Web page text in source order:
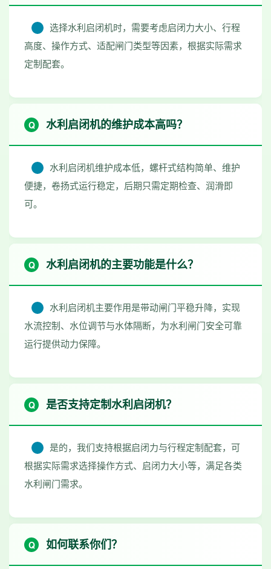
选择水利启闭机时，需要考虑启闭力大小、行程
高度、操作方式、适配闸门类型等因素，根据实际需求
定制配套。
水利启闭机的维护成本高吗？
水利启闭机维护成本低，螺杆式结构简单、维护
便捷，卷扬式运行稳定，后期只需定期检查、润滑即
可。
水利启闭机的主要功能是什么？
水利启闭机主要作用是带动闸门平稳升降，实现
水流控制、水位调节与水体隔断，为水利闸门安全可靠
运行提供动力保障。
是否支持定制水利启闭机？
是的，我们支持根据启闭力与行程定制配套，可
根据实际需求选择操作方式、启闭力大小等，满足各类
水利闸门需求。
如何联系你们？